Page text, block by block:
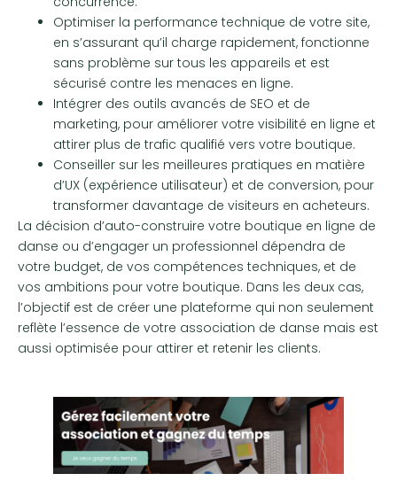
Optimiser la performance technique de votre site,
en s’assurant qu’il charge rapidement, fonctionne
sans problème sur tous les appareils et est
sécurisé contre les menaces en ligne.
Intégrer des outils avancés de SEO et de
marketing, pour améliorer votre visibilité en ligne et
attirer plus de trafic qualifié vers votre boutique.
Conseiller sur les meilleures pratiques en matière
d’UX (expérience utilisateur) et de conversion, pour
transformer davantage de visiteurs en acheteurs.
La décision d’auto-construire votre boutique en ligne de
danse ou d’engager un professionnel dépendra de
votre budget, de vos compétences techniques, et de
vos ambitions pour votre boutique. Dans les deux cas,
l’objectif est de créer une plateforme qui non seulement
reflète l’essence de votre association de danse mais est
aussi optimisée pour attirer et retenir les clients.